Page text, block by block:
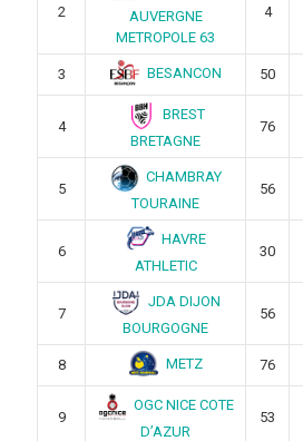
2
AUVERGNE
METROPOLE 63
4
3 BESANCON 50
4
BREST
BRETAGNE
76
5
CHAMBRAY
TOURAINE
56
6
HAVRE
ATHLETIC
30
7
JDA DIJON
BOURGOGNE
56
8 METZ 76
9
OGC NICE COTE
D’AZUR
53